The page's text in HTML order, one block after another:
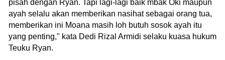
pisah dengan Ryan. Tapi lagi-lagi baik mbak Oki maupun
ayah selalu akan memberikan nasihat sebagai orang tua,
memberikan ini Moana masih loh butuh sosok ayah itu
yang penting," kata Dedi Rizal Armidi selaku kuasa hukum
Teuku Ryan.